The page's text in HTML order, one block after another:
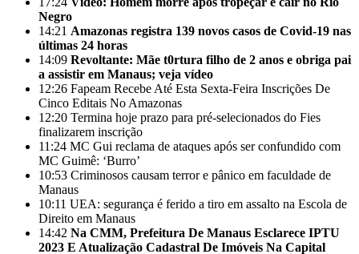
Negro
14:21 Amazonas registra 139 novos casos de Covid-19 nas
últimas 24 horas
14:09 Revoltante: Mãe t0rtura filho de 2 anos e obriga pai
a assistir em Manaus; veja vídeo
12:26 Fapeam Recebe Até Esta Sexta-Feira Inscrições De
Cinco Editais No Amazonas
12:20 Termina hoje prazo para pré-selecionados do Fies
finalizarem inscrição
11:24 MC Gui reclama de ataques após ser confundido com
MC Guimê: ‘Burro’
10:53 Criminosos causam terror e pânico em faculdade de
Manaus
10:11 UEA: segurança é ferido a tiro em assalto na Escola de
Direito em Manaus
14:42 Na CMM, Prefeitura De Manaus Esclarece IPTU
2023 E Atualização Cadastral De Imóveis Na Capital